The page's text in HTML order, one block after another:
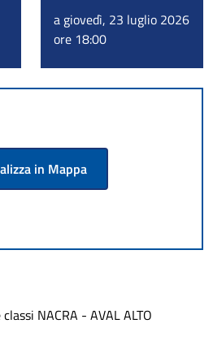
a giovedì, 23 luglio 2026
ore 18:00
in Mappa
NACRA - AVAL ALTO